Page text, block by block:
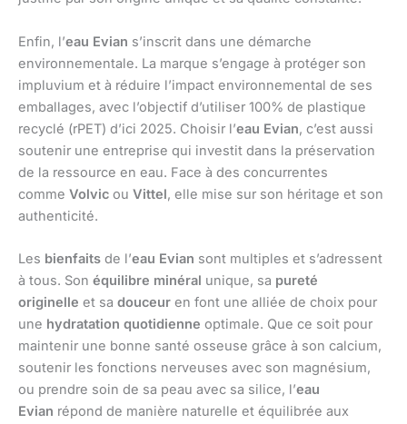
Enfin, l’eau Evian s’inscrit dans une démarche
environnementale. La marque s’engage à protéger son
impluvium et à réduire l’impact environnemental de ses
emballages, avec l’objectif d’utiliser 100% de plastique
recyclé (rPET) d’ici 2025. Choisir l’eau Evian, c’est aussi
soutenir une entreprise qui investit dans la préservation
de la ressource en eau. Face à des concurrentes
comme Volvic ou Vittel, elle mise sur son héritage et son
authenticité.
Les bienfaits de l’eau Evian sont multiples et s’adressent
à tous. Son équilibre minéral unique, sa pureté
originelle et sa douceur en font une alliée de choix pour
une hydratation quotidienne optimale. Que ce soit pour
maintenir une bonne santé osseuse grâce à son calcium,
soutenir les fonctions nerveuses avec son magnésium,
ou prendre soin de sa peau avec sa silice, l’eau
Evian répond de manière naturelle et équilibrée aux